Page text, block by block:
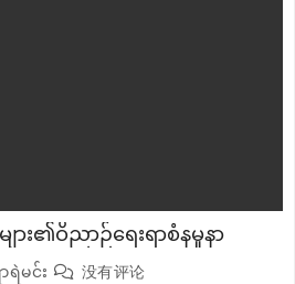
း၏ဝိညာဉ်ရေးရာစံနမူနာ
ရဲမင်း 没有评论